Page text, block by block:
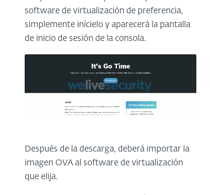
software de virtualización de preferencia,
simplemente inícielo y aparecerá la pantalla
de inicio de sesión de la consola.
Después de la descarga, deberá importar la
imagen OVA al software de virtualización
que elija.